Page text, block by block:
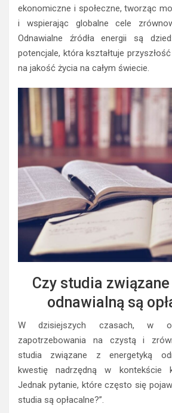
ekonomiczne i społeczne, tworząc
i wspierając globalne cele
Odnawialne źródła energii są
potencjale, która kształtuje
na jakość życia na całym świecie.
Czy studia
odnawialną są
W dzisiejszych czasach, w
zapotrzebowania na czystą i
studia związane z energetyką
kwestię nadrzędną w kontekście
Jednak pytanie, które często się
studia są opłacalne?”.